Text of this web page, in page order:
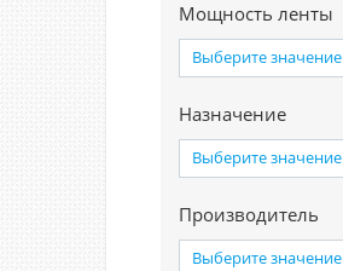
Мощность ленты
Выберите значение
Назначение
Выберите значение
Производитель
Выберите значение